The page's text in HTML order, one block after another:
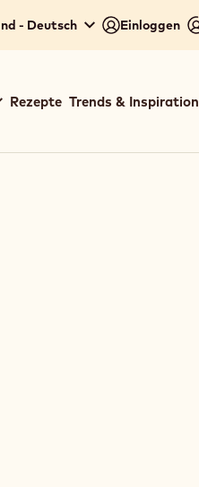
- Deutsch Einloggen
Rezepte Trends & Inspiration